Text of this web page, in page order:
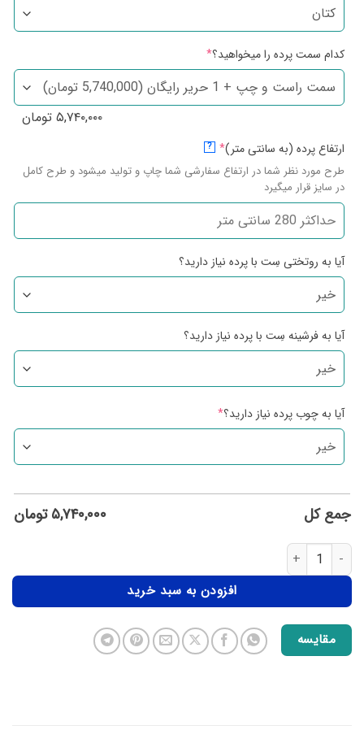
کدام سمت پرده را میخواهید؟*
۵,۷۴۰,۰۰۰ تومان
ارتفاع پرده (به سانتی متر)*
?
طرح مورد نظر شما در ارتفاع سفارشی شما چاپ و تولید میشود و طرح کامل
در سایز قرار میگیرد
آیا به روتختی سِت با پرده نیاز دارید؟
آیا به فرشینه سِت با پرده نیاز دارید؟
آیا به چوب پرده نیاز دارید؟*
جمع کل ۵,۷۴۰,۰۰۰ تومان
افزودن به سبد خرید
مقایسه